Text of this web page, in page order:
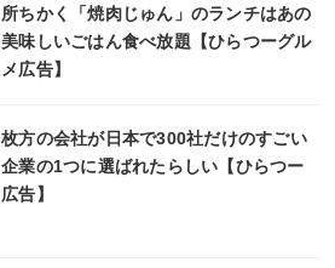
所ちかく「焼肉じゅん」のランチはあの
美味しいごはん食べ放題【ひらつーグル
メ広告】
枚方の会社が日本で300社だけのすごい
企業の1つに選ばれたらしい【ひらつー
広告】